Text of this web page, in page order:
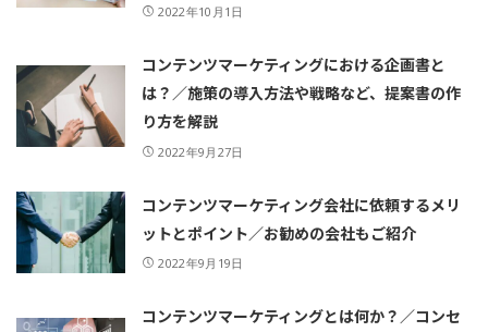
2022年10月1日
コンテンツマーケティングにおける企画書と
は？／施策の導入方法や戦略など、提案書の作
り方を解説
2022年9月27日
コンテンツマーケティング会社に依頼するメリ
ットとポイント／お勧めの会社もご紹介
2022年9月19日
コンテンツマーケティングとは何か？／コンセ